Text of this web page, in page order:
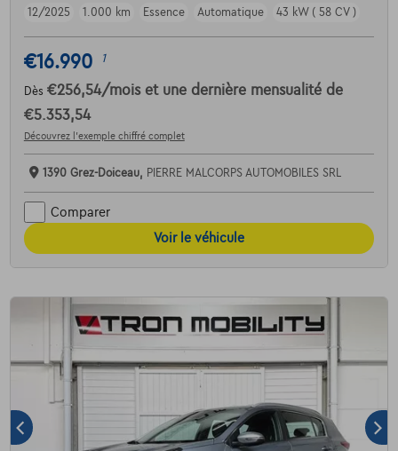
12/2025
1.000 km Essence Automatique 43 kW ( 58 CV )
€16.990 1
Dès €256,54/mois et une dernière mensualité de
€5.353,54
Découvrez l’exemple chiffré complet
1390 Grez-Doiceau, PIERRE MALCORPS AUTOMOBILES SRL
Comparer
Voir le véhicule